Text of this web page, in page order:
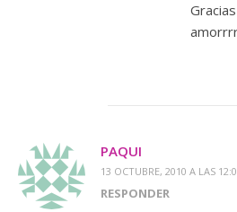
PAQUI
13 OCTUBRE, 2010 A LAS
RESPONDER